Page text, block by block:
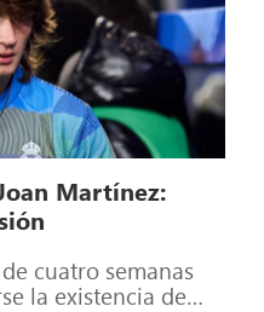
Martínez:
cuatro semanas
la existencia de